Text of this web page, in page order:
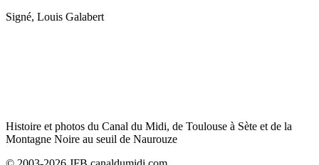
Signé, Louis Galabert
Histoire et photos du Canal du Midi, de Toulouse à Sète et de la
Montagne Noire au seuil de Naurouze